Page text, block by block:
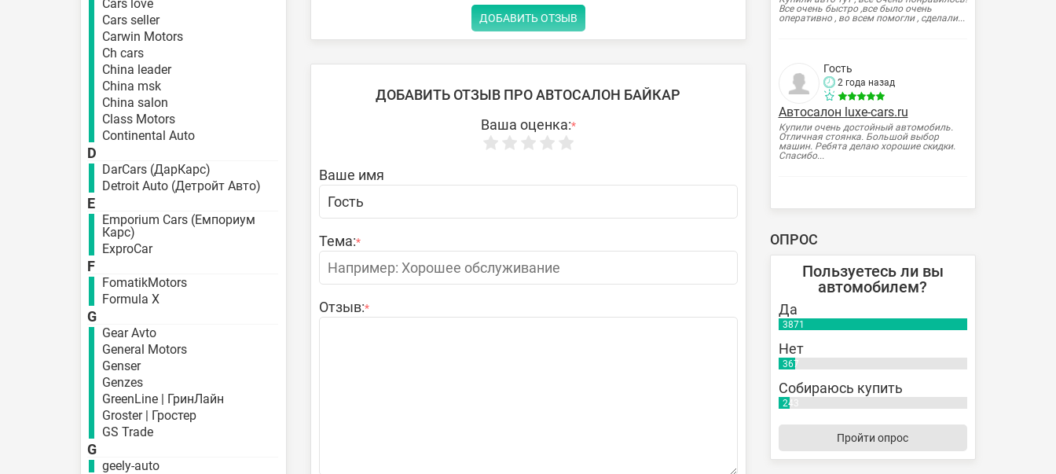
Cars love
Cars seller
Carwin Motors
Ch cars
China leader
China msk
China salon
Class Motors
Continental Auto
D
DarCars (ДарКарс)
Detroit Auto (Детройт Авто)
E
Emporium Cars (Емпориум
Карс)
ExproCar
F
FomatikMotors
Formula X
G
Gear Avto
General Motors
Genser
Genzes
GreenLine | ГринЛайн
Groster | Гростер
GS Trade
G
geely-auto
ДОБАВИТЬ ОТЗЫВ
ДОБАВИТЬ ОТЗЫВ ПРО АВТОСАЛОН БАЙКАР
Ваша оценка:*
Ваше имя
Тема:*
Отзыв:*
Все очень быстро ,все было очень
оперативно , во всем помогли , сделали...
Гость
2 года назад
Автосалон luxe-cars.ru
Купили очень достойный автомобиль.
Отличная стоянка. Большой выбор
машин. Ребята делаю хорошие скидки.
Спасибо...
ОПРОС
Пользуетесь ли вы
автомобилем?
Да
3871
Нет
367
Собираюсь купить
243
Пройти опрос